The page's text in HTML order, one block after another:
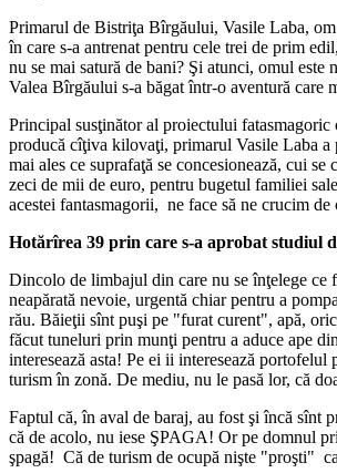
Primarul de Bistriţa Bîrgăului, Vasile Laba,
în care s-a antrenat pentru cele trei de prim
nu se mai satură de bani? Şi atunci, omul
Valea Bîrgăului s-a băgat într-o aventură care
Principal susţinător al proiectului
producă cîţiva kilovaţi, primarul Vasile Laba a
mai ales ce suprafaţă se concesionează, cui
zeci de mii de euro, pentru bugetul familiei
acestei fantasmagorii, ne face să ne crucim
Hotărîrea 39 prin care s-a aprobat studiul
Dincolo de limbajul din care nu se înţelege ce
neapărată nevoie, urgentă chiar pentru a
rău. Băieţii sînt puşi pe "furat curent", apă,
făcut tuneluri prin munţi pentru a aduce ape
interesează asta! Pe ei ii interesează
turism în zonă. De mediu, nu le pasă lor, că
Faptul că, în aval de baraj, au fost şi încă sînt
că de acolo, nu iese ŞPAGA! Or pe domnul
şpagă! Că de turism de ocupă nişte "proşti"